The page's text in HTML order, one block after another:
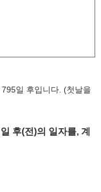
일 후입니다. (첫날을
후(전)의 일자를, 계